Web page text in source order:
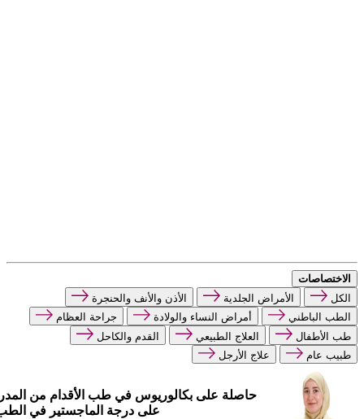
الاختصاصات
الكل
الأمراض الجلدية
الأذن والأنف والحنجرة
الطب الباطني
أمراض النساء والولادة
جراحة العظام
طب الأطفال
العلاج الطبيعي
القدم والكاحل
طبيب عام
علاج الأرجل
حاصلة على بكالوريوس في طب الأقدام من
على درجة الماجستير في